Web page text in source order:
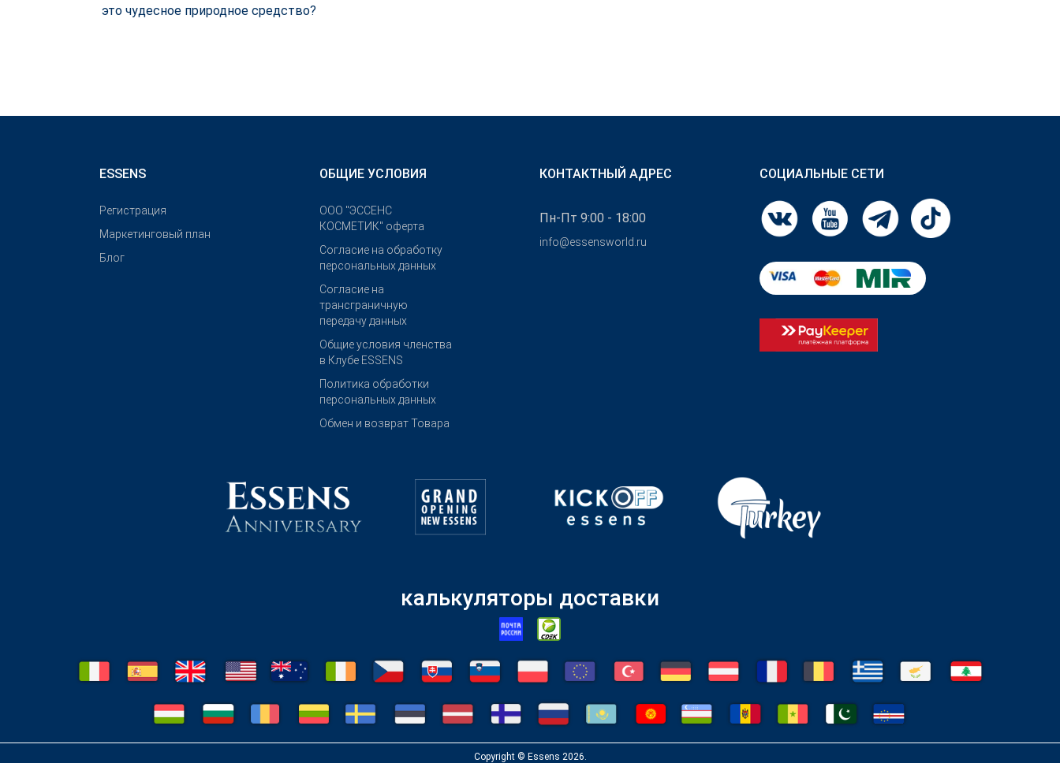
это чудесное природное средство?
ESSENS
Pегистрация
Маркетинговый план
Блог
ОБЩИЕ УСЛОВИЯ
OOO "ЭССЕНС
КОСМЕТИК" оферта
Согласие на обработку
персональных данных
Согласие на
трансграничную
передачу данных
Общие условия членства
в Клубе ESSENS
Политика обработки
персональных данных
Обмен и возврат Товара
КОНТАКТНЫЙ АДРЕС
Пн-Пт 9:00 - 18:00
info@essensworld.ru
СОЦИАЛЬНЫЕ СЕТИ
калькуляторы доставки
Copyright © Essens 2026.